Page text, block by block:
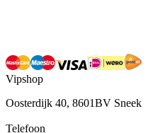
Vipshop
Oosterdijk 40, 8601BV Sneek
Telefoon